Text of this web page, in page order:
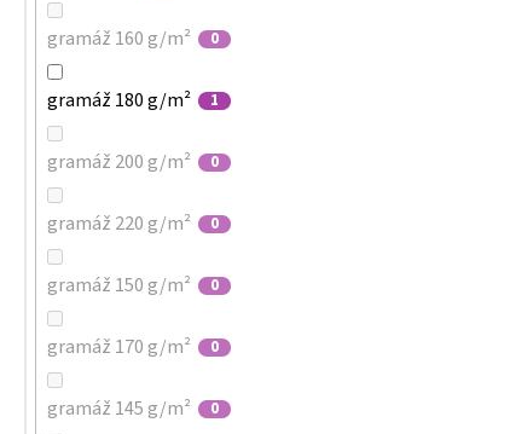
gramáž 160 g/m² 0
gramáž 180 g/m² 1
gramáž 200 g/m² 0
gramáž 220 g/m² 0
gramáž 150 g/m² 0
gramáž 170 g/m² 0
gramáž 145 g/m² 0